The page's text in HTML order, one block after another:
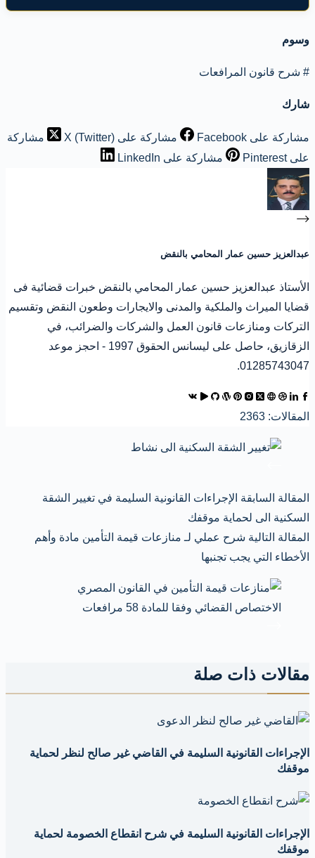
وسوم
# شرح قانون المرافعات
شارك
مشاركة على Facebook مشاركة على X (Twitter)
مشاركة
على Pinterest
مشاركة على LinkedIn
عبدالعزيز حسين عمار المحامي بالنقض
الأستاذ عبدالعزيز حسين عمار المحامي بالنقض خبرات قضائية فى
قضايا الميراث والملكية والمدنى والايجارات وطعون النقض وتقسيم
التركات ومنازعات قانون العمل والشركات والضرائب، في
الزقازيق، حاصل على ليسانس الحقوق 1997 - احجز موعد
01285743047.
المقالات: 2363
المقالة السابقة الإجراءات القانونية السليمة في تغيير الشقة
السكنية الى لحماية موقفك
المقالة التالية شرح عملي لـ منازعات قيمة التأمين مادة وأهم
الأخطاء التي يجب تجنبها
مقالات ذات صلة
الإجراءات القانونية السليمة في القاضي غير صالح لنظر لحماية
موقفك
الإجراءات القانونية السليمة في شرح انقطاع الخصومة لحماية
موقفك